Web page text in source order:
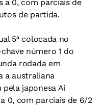
a 0, com parciais de
de partida.
5ª colocada no
número 1 do
rodada em
a australiana
japonesa Ai
0, com parciais de 6/2